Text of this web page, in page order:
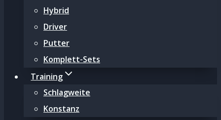
Hybrid
Driver
Putter
Komplett-Sets
Training
Schlagweite
Konstanz